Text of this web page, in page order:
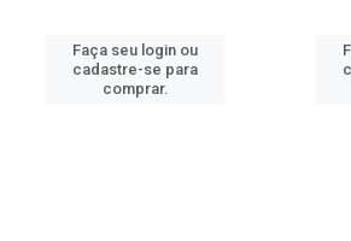
Faça seu login ou
cadastre-se para
comprar.